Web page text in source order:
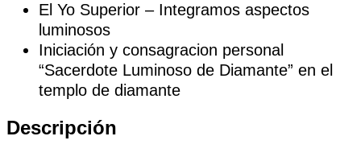
El Yo Superior – Integramos aspectos
luminosos
Iniciación y consagracion personal
“Sacerdote Luminoso de Diamante” en el
templo de diamante
Descripción